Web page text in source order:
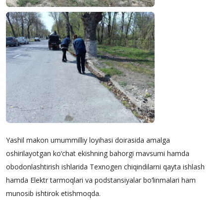
Yashil makon umummilliy loyihasi doirasida amalga
oshirilayotgan ko‘chat ekishning bahorgi mavsumi hamda
obodonlashtirish ishlarida Texnogen chiqindilarni qayta ishlash
hamda Elektr tarmoqlari va podstansiyalar bo‘linmalari ham
munosib ishtirok etishmoqda.